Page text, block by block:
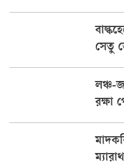
সেতু
লঞ্চ-
রক্ষা